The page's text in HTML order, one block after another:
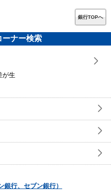
銀行TOPへ
ーナー検索
が生
銀行、セブン銀行）